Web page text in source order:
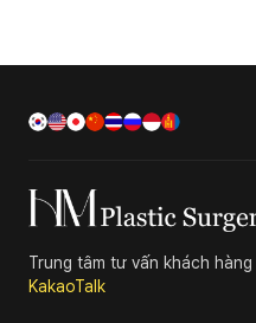
Trung tâm tư vấn khách hàng
KakaoTalk